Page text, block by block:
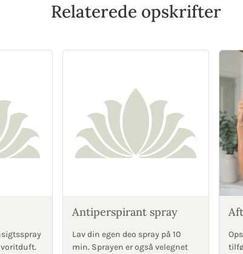
Relaterede opskrifter
Antiperspirant spray
Lav din egen deo spray på 10
min. Sprayen er også velegnet